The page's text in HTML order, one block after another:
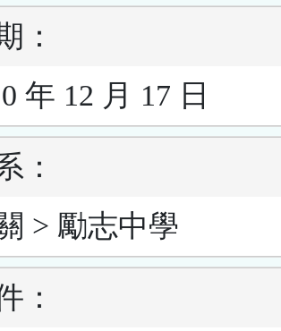
：
年 12 月 17 日
：
> 勵志中學
：